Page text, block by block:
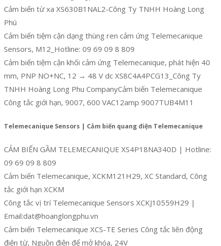
Cảm biến từ xa XS630B1NAL2-Công Ty TNHH Hoàng Long
Phú
Cảm biến tiệm cận dạng thùng ren cảm ứng Telemecanique
Sensors, M12_Hotline: 09 69 09 8 809
Cảm biến tiệm cận khối cảm ứng Telemecanique, phát hiện 40
mm, PNP NO+NC, 12 → 48 V dc XS8C4A4PCG13_Công Ty
TNHH Hoàng Long Phu CompanyCảm biến Telemecanique
Công tắc giới hạn, 9007, 600 VAC12amp 9007TUB4M11
Telemecanique Sensors | Cảm biến quang điện Telemecanique
CẢM BIẾN GẦM TELEMECANIQUE XS4P18NA340D | Hotline:
09 69 09 8 809
Cảm biến Telemecanique, XCKM121H29, XC Standard, Công
tắc giới hạn XCKM
Công tắc vị trí Telemecanique Sensors XCKJ10559H29 |
Email:dat@hoanglongphu.vn
Cảm biến Telemecanique XCS-TE Series Công tắc liên động
điện từ, Nguồn điện để mở khóa, 24V